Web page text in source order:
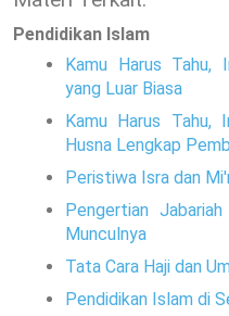
Pendidikan Islam
Kamu Harus Tahu,
yang Luar Biasa
Kamu Harus Tahu,
Husna Lengkap
Peristiwa Isra dan
Pengertian
Munculnya
Tata Cara Haji dan
Pendidikan Islam di